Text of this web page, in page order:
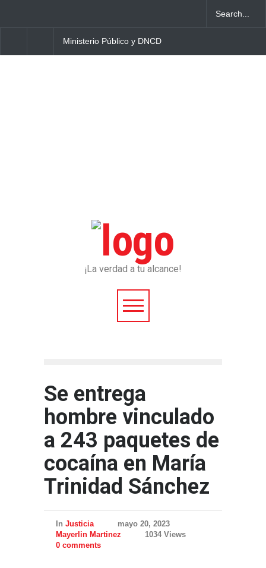
Ministerio Público y DNCD
narcotráfico operaba en
Ordenamiento
¡La verdad a tu alcance!
Se entrega
hombre vinculado
a 243 paquetes de
cocaína en María
Trinidad Sánchez
In Justicia
mayo 20, 2023
Mayerlin Martinez
1034 Views
0 comments